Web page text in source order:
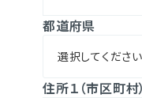
都道府県
住所１（市区町村）